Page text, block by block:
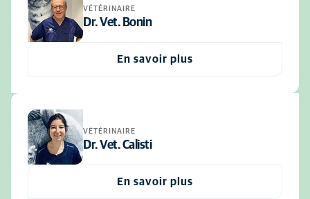
VÉTÉRINAIRE
Dr. Vet. Bonin
En savoir plus
VÉTÉRINAIRE
Dr. Vet. Calisti
En savoir plus